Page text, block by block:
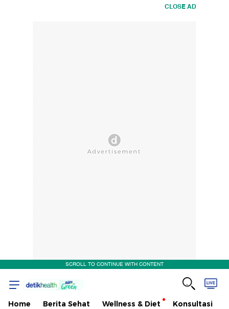
CLOSE AD
SCROLL TO CONTINUE WITH CONTENT
Home Berita Sehat Wellness & Diet Konsultasi